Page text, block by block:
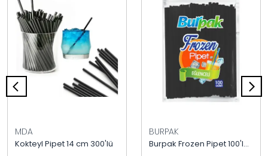
MDA
Kokteyl Pipet 14 cm 300'lü
BURPAK
Burpak Frozen Pipet 100'lü Siyah